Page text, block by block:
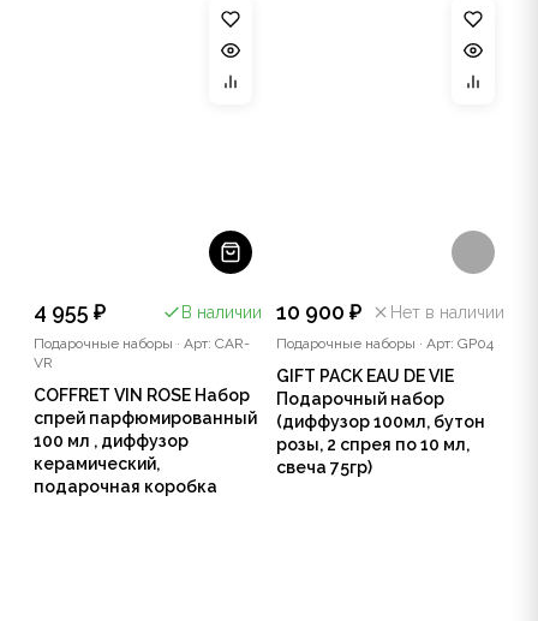
4 955 ₽ В наличии
Подарочные наборы · Арт: CAR-
VR
COFFRET VIN ROSE Набор
спрей парфюмированный
100 мл , диффузор
керамический,
подарочная коробка
10 900 ₽ Нет в наличии
Подарочные наборы · Арт: GP04
GIFT PACK EAU DE VIE
Подарочный набор
(диффузор 100мл, бутон
розы, 2 спрея по 10 мл,
свеча 75гр)